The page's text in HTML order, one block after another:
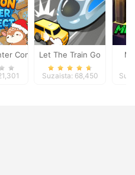
ConnectLet The Train Go
Suzaista: 68,450